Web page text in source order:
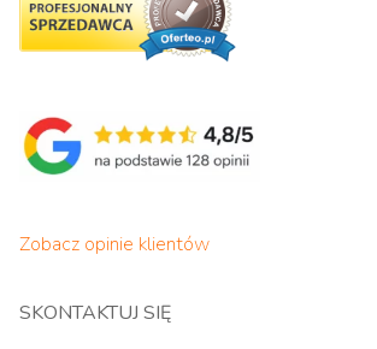
Zobacz opinie klientów
SKONTAKTUJ SIĘ